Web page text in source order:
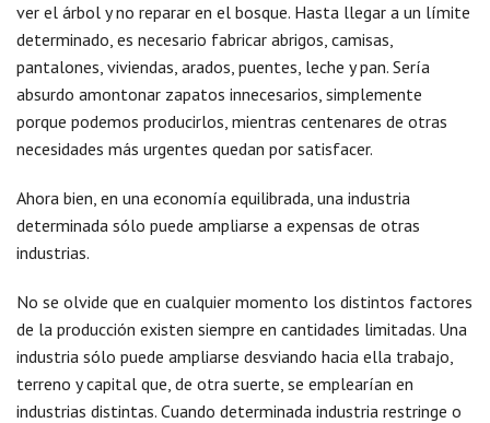
ver el árbol y no reparar en el bosque. Hasta llegar a un límite
determinado, es necesario fabricar abrigos, camisas,
pantalones, viviendas, arados, puentes, leche y pan. Sería
absurdo amontonar zapatos innecesarios, simplemente
porque podemos producirlos, mientras centenares de otras
necesidades más urgentes quedan por satisfacer.
Ahora bien, en una economía equilibrada, una industria
determinada sólo puede ampliarse a expensas de otras
industrias.
No se olvide que en cualquier momento los distintos factores
de la producción existen siempre en cantidades limitadas. Una
industria sólo puede ampliarse desviando hacia ella trabajo,
terreno y capital que, de otra suerte, se emplearían en
industrias distintas. Cuando determinada industria restringe o